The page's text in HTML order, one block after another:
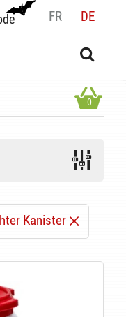
FR DE
OK
0
Kanister